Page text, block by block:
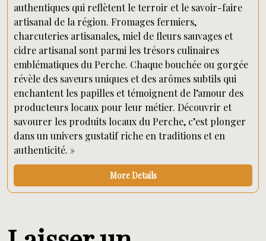
authentiques qui reflètent le terroir et le savoir-faire
artisanal de la région. Fromages fermiers,
charcuteries artisanales, miel de fleurs sauvages et
cidre artisanal sont parmi les trésors culinaires
emblématiques du Perche. Chaque bouchée ou gorgée
révèle des saveurs uniques et des arômes subtils qui
enchantent les papilles et témoignent de l’amour des
producteurs locaux pour leur métier. Découvrir et
savourer les produits locaux du Perche, c’est plonger
dans un univers gustatif riche en traditions et en
authenticité. »
More Details